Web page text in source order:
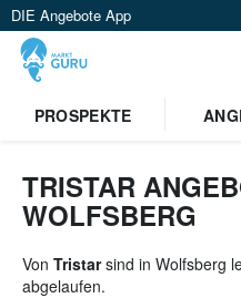
DIE Angebote App
PROSPEKTE
TRISTAR
WOLFSBERG
Von Tristarsind in Wolfsberg
abgelaufen.